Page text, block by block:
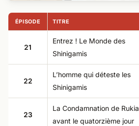
ÉPISODE TITRE
21
Entrez ! Le Monde des
Shinigamis
22
L’homme qui déteste les
Shinigamis
23
La Condamnation de Rukia
avant le quatorzième jour